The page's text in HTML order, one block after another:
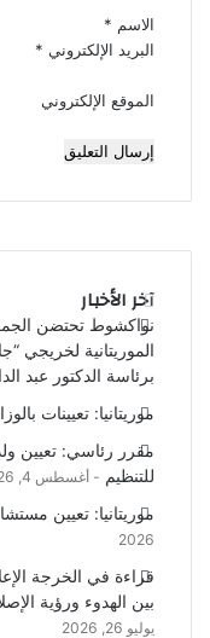
الاسم*
البريد الإلكتروني*
الموقع الإلكتروني
آخر الأخبار
نواكشوط تحتضن
الموريتانية لخريجي
برئاسة الدكتور عبد
موريتانيا: تعيينات
مقرر رئاسي: تعيين
للتنظيم
أغسطس 4, 2026
موريتانيا: تعيين
2026
قراءة في الخرجة
بين الهدوء ورؤية
يوليو 26, 2026